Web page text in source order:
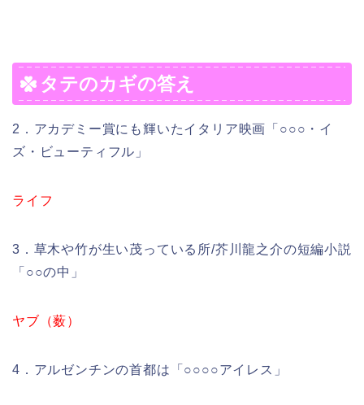
タテのカギの答え
2．アカデミー賞にも輝いたイタリア映画「○○○・イ
ズ・ビューティフル」
ライフ
3．草木や竹が生い茂っている所/芥川龍之介の短編小説
「○○の中」
ヤブ（薮）
4．アルゼンチンの首都は「○○○○アイレス」